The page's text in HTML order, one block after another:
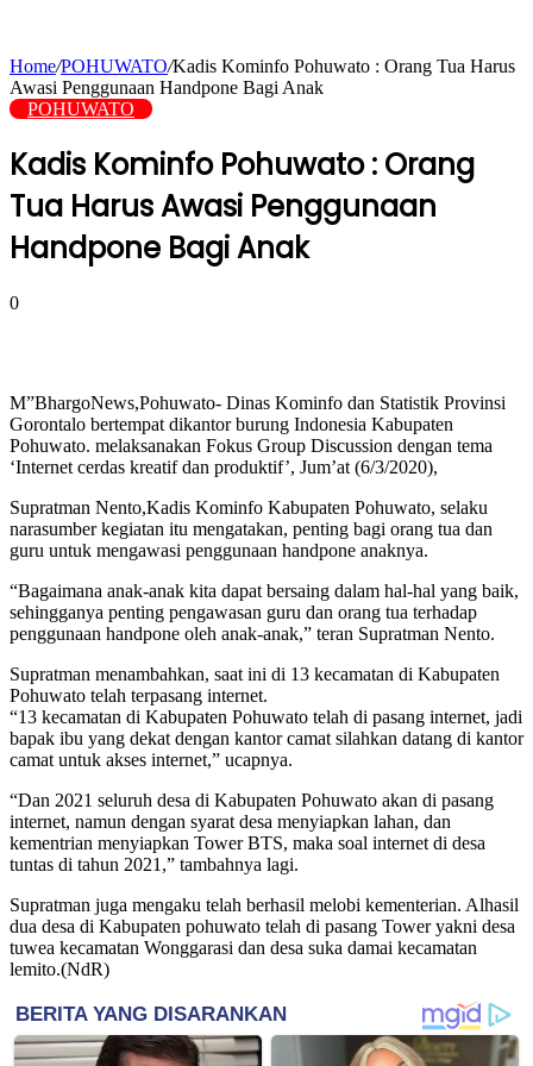
Home/POHUWATO/Kadis Kominfo Pohuwato : Orang Tua Harus
Awasi Penggunaan Handpone Bagi Anak
POHUWATO
Kadis Kominfo Pohuwato : Orang
Tua Harus Awasi Penggunaan
Handpone Bagi Anak
0
M”BhargoNews,Pohuwato- Dinas Kominfo dan Statistik Provinsi
Gorontalo bertempat dikantor burung Indonesia Kabupaten
Pohuwato. melaksanakan Fokus Group Discussion dengan tema
‘Internet cerdas kreatif dan produktif’, Jum’at (6/3/2020),
Supratman Nento,Kadis Kominfo Kabupaten Pohuwato, selaku
narasumber kegiatan itu mengatakan, penting bagi orang tua dan
guru untuk mengawasi penggunaan handpone anaknya.
“Bagaimana anak-anak kita dapat bersaing dalam hal-hal yang baik,
sehingganya penting pengawasan guru dan orang tua terhadap
penggunaan handpone oleh anak-anak,” teran Supratman Nento.
Supratman menambahkan, saat ini di 13 kecamatan di Kabupaten
Pohuwato telah terpasang internet.
“13 kecamatan di Kabupaten Pohuwato telah di pasang internet, jadi
bapak ibu yang dekat dengan kantor camat silahkan datang di kantor
camat untuk akses internet,” ucapnya.
“Dan 2021 seluruh desa di Kabupaten Pohuwato akan di pasang
internet, namun dengan syarat desa menyiapkan lahan, dan
kementrian menyiapkan Tower BTS, maka soal internet di desa
tuntas di tahun 2021,” tambahnya lagi.
Supratman juga mengaku telah berhasil melobi kementerian. Alhasil
dua desa di Kabupaten pohuwato telah di pasang Tower yakni desa
tuwea kecamatan Wonggarasi dan desa suka damai kecamatan
lemito.(NdR)